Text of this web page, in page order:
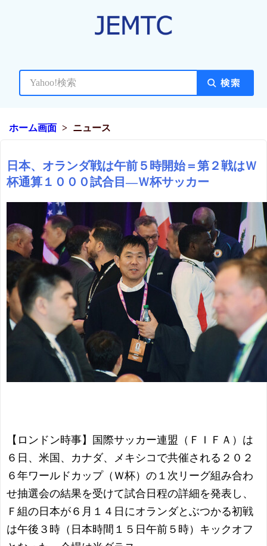
ホーム画面 ニュース
日本、オランダ戦は午前５時開始＝第２戦はＷ
杯通算１０００試合目―Ｗ杯サッカー
【ロンドン時事】国際サッカー連盟（ＦＩＦＡ）は
６日、米国、カナダ、メキシコで共催される２０２
６年ワールドカップ（Ｗ杯）の１次リーグ組み合わ
せ抽選会の結果を受けて試合日程の詳細を発表し、
Ｆ組の日本が６月１４日にオランダとぶつかる初戦
は午後３時（日本時間１５日午前５時）キックオフ